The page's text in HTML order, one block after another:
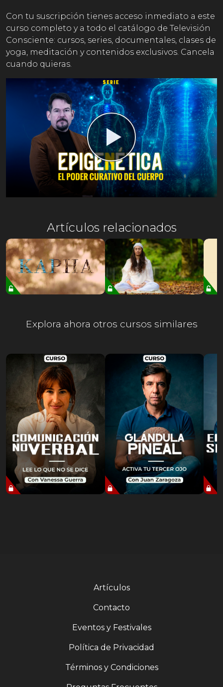
Con tu suscripción tienes acceso inmediato a este
curso completo y a todo el catálogo de Televisión
Consciente: cursos, series, documentales, clases de
yoga, meditación y contenidos exclusivos. Cancela
cuando quieras.
Artículos relacionados
Explora ahora otros cursos similares
Artículos
Contacto
Eventos y Festivales
Política de Privacidad
Términos y Condiciones